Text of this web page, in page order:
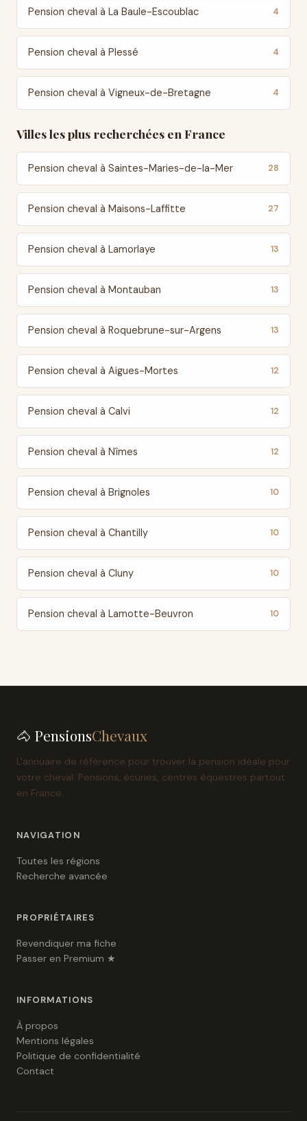
Pension cheval à La Baule-Escoublac 4
Pension cheval à Plessé 4
Pension cheval à Vigneux-de-Bretagne 4
Villes les plus recherchées en France
Pension cheval à Saintes-Maries-de-la-Mer 28
Pension cheval à Maisons-Laffitte 27
Pension cheval à Lamorlaye 13
Pension cheval à Montauban 13
Pension cheval à Roquebrune-sur-Argens 13
Pension cheval à Aigues-Mortes 12
Pension cheval à Calvi 12
Pension cheval à Nîmes 12
Pension cheval à Brignoles 10
Pension cheval à Chantilly 10
Pension cheval à Cluny 10
Pension cheval à Lamotte-Beuvron 10
🐴 PensionsChevaux
L'annuaire de référence pour trouver la pension idéale pour
votre cheval. Pensions, écuries, centres équestres partout
en France.
NAVIGATION
Toutes les régions
Recherche avancée
PROPRIÉTAIRES
Revendiquer ma fiche
Passer en Premium ★
INFORMATIONS
À propos
Mentions légales
Politique de confidentialité
Contact